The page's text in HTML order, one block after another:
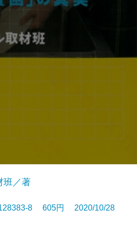
班／著
8 605円 2020/10/28